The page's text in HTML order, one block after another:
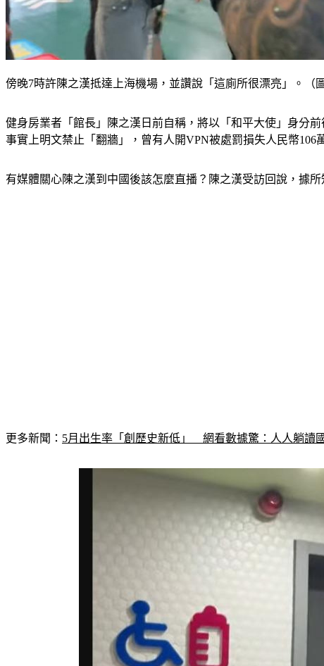
傍晚7時許陳之漢抵達上海機場，並讚說「這廁所很漂亮」。（
健身房業者「館長」陳之漢日前自稱，將以「和平大使」身分
事實上明文禁止「翻牆」，曾有人開VPN被處罰損失人民幣106
有媒體關心陳之漢到中國後該怎麼直播？陳之漢受訪回說，據
更多新聞： 5月出生率「創歷史新低」　網看數據驚：人人躺讀